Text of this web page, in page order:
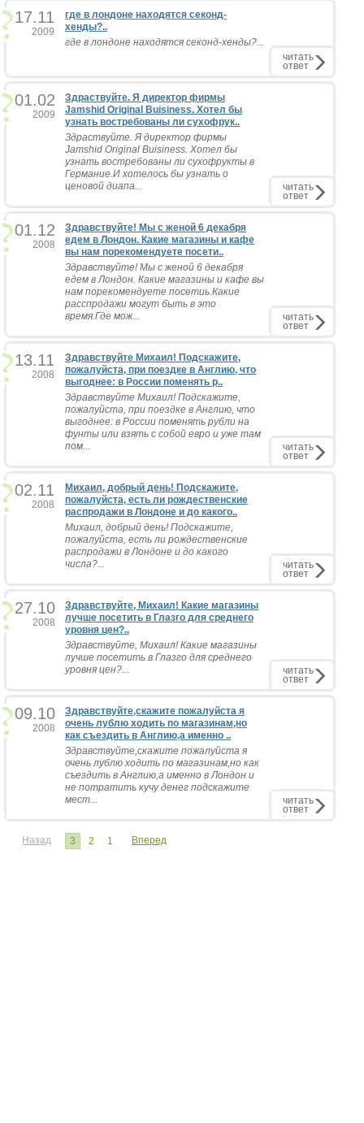
17.11
2009
где в лондоне находятся секонд-
хенды?..
где в лондоне находятся секонд-хенды?...
читать
ответ
01.02
2009
Здраствуйте. Я директор фирмы
Jamshid Original Buisiness. Хотел бы
узнать востребованы ли сухофрук..
Здраствуйте. Я директор фирмы
Jamshid Original Buisiness. Хотел бы
узнать востребованы ли сухофрукты в
Германие.И хотелось бы узнать о
ценовой диапа...
читать
ответ
01.12
2008
Здравствуйте! Мы с женой 6 декабря
едем в Лондон. Какие магазины и кафе
вы нам порекомендуете посети..
Здравствуйте! Мы с женой 6 декабря
едем в Лондон. Какие магазины и кафе вы
нам порекомендуете посетиь.Какие
расспродажи могут быть в это
время.Где мож...
читать
ответ
13.11
2008
Здравствуйте Михаил! Подскажите,
пожалуйста, при поездке в Англию, что
выгоднее: в России поменять р..
Здравствуйте Михаил! Подскажите,
пожалуйста, при поездке в Англию, что
выгоднее: в России поменять рубли на
фунты или взять с собой евро и уже там
пом...
читать
ответ
02.11
2008
Михаил, добрый день! Подскажите,
пожалуйста, есть ли рождественские
распродажи в Лондоне и до какого..
Михаил, добрый день! Подскажите,
пожалуйста, есть ли рождественские
распродажи в Лондоне и до какого
числа?...
читать
ответ
27.10
2008
Здравствуйте, Михаил! Какие магазины
лучше посетить в Глазго для среднего
уровня цен?..
Здравствуйте, Михаил! Какие магазины
лучше посетить в Глазго для среднего
уровня цен?...
читать
ответ
09.10
2008
Здравствуйте,скажите пожалуйста я
очень лублю ходить по магазинам,но
как съездить в Англию,а именно ..
Здравствуйте,скажите пожалуйста я
очень лублю ходить по магазинам,но как
съездить в Англию,а именно в Лондон и
не потратить кучу денег подскажите
мест...
читать
ответ
Назад 3 2 1 Вперед